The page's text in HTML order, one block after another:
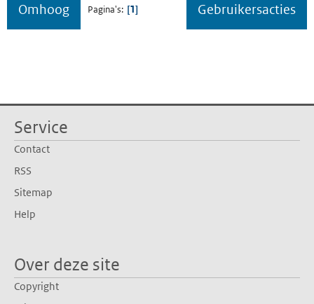
Omhoog Pagina's 1 Gebruikersacties
Service
Contact
RSS
Sitemap
Help
Over deze site
Copyright